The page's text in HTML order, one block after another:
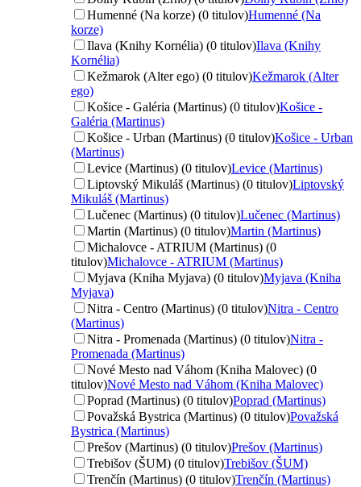
Humenné (Na korze) (0 titulov)Humenné (Na
korze)
Ilava (Knihy Kornélia) (0 titulov)Ilava (Knihy
Kornélia)
Kežmarok (Alter ego) (0 titulov)Kežmarok (Alter
ego)
Košice - Galéria (Martinus) (0 titulov)Košice -
Galéria (Martinus)
Košice - Urban (Martinus) (0 titulov)Košice - Urban
(Martinus)
Levice (Martinus) (0 titulov)Levice (Martinus)
Liptovský Mikuláš (Martinus) (0 titulov)Liptovský
Mikuláš (Martinus)
Lučenec (Martinus) (0 titulov)Lučenec (Martinus)
Martin (Martinus) (0 titulov)Martin (Martinus)
Michalovce - ATRIUM (Martinus) (0
titulov)Michalovce - ATRIUM (Martinus)
Myjava (Kniha Myjava) (0 titulov)Myjava (Kniha
Myjava)
Nitra - Centro (Martinus) (0 titulov)Nitra - Centro
(Martinus)
Nitra - Promenada (Martinus) (0 titulov)Nitra -
Promenada (Martinus)
Nové Mesto nad Váhom (Kniha Malovec) (0
titulov)Nové Mesto nad Váhom (Kniha Malovec)
Poprad (Martinus) (0 titulov)Poprad (Martinus)
Považská Bystrica (Martinus) (0 titulov)Považská
Bystrica (Martinus)
Prešov (Martinus) (0 titulov)Prešov (Martinus)
Trebišov (ŠUM) (0 titulov)Trebišov (ŠUM)
Trenčín (Martinus) (0 titulov)Trenčín (Martinus)